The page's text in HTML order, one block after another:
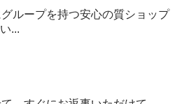
ループを持つ安心の質ショップ
...